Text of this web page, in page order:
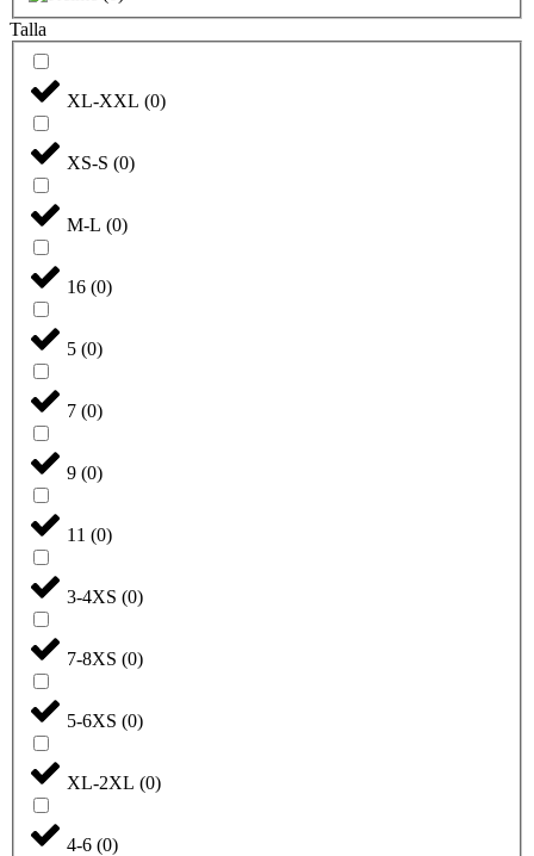
Talla
XL-XXL (0)
XS-S (0)
M-L (0)
16 (0)
5 (0)
7 (0)
9 (0)
11 (0)
3-4XS (0)
7-8XS (0)
5-6XS (0)
XL-2XL (0)
4-6 (0)